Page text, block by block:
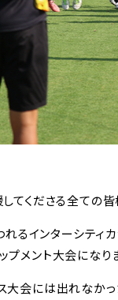
てくださる全ての
るインターシティ
メント大会になり
大会には出れなかっ